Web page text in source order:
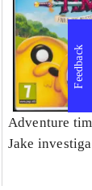
Adventure
Jake
Feedback